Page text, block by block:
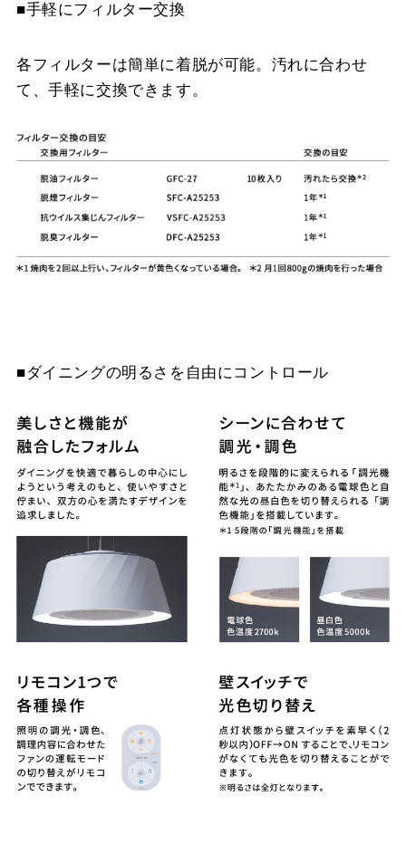
■手軽にフィルター交換
各フィルターは簡単に着脱が可能。汚れに合わせ
て、手軽に交換できます。
■ダイニングの明るさを自由にコントロール